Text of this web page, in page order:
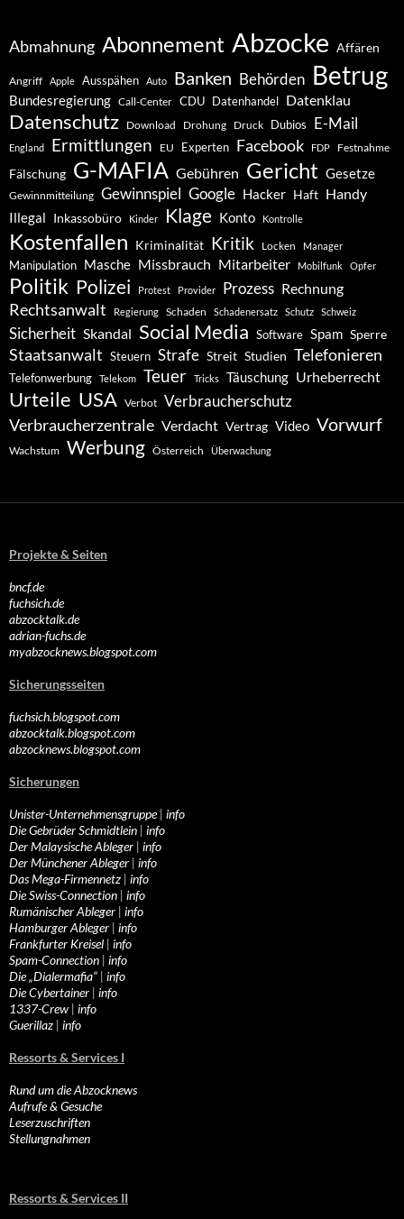
Abmahnung Abonnement Abzocke Affären
Angriff Apple Ausspähen Auto Banken Behörden Betrug
Bundesregierung Call-Center CDU Datenhandel Datenklau
Datenschutz Download Drohung Druck Dubios E-Mail
England Ermittlungen EU Experten Facebook FDP Festnahme
Fälschung G-MAFIA Gebühren Gericht Gesetze
Gewinnmitteilung Gewinnspiel Google Hacker Haft Handy
Illegal Inkassobüro Kinder Klage Konto Kontrolle
Kostenfallen Kriminalität Kritik Locken Manager
Manipulation Masche Missbrauch Mitarbeiter Mobilfunk Opfer
Politik Polizei Protest Provider Prozess Rechnung
Rechtsanwalt Regierung Schaden Schadenersatz Schutz Schweiz
Sicherheit Skandal Social Media Software Spam Sperre
Staatsanwalt Steuern Strafe Streit Studien Telefonieren
Telefonwerbung Telekom Teuer Tricks Täuschung Urheberrecht
Urteile USA Verbot Verbraucherschutz
Verbraucherzentrale Verdacht Vertrag Video Vorwurf
Wachstum Werbung Österreich Überwachung
Projekte & Seiten
bncf.de
fuchsich.de
abzocktalk.de
adrian-fuchs.de
myabzocknews.blogspot.com
Sicherungsseiten
fuchsich.blogspot.com
abzocktalk.blogspot.com
abzocknews.blogspot.com
Sicherungen
Unister-Unternehmensgruppe| info
Die Gebrüder Schmidtlein | info
Der Malaysische Ableger | info
Der Münchener Ableger | info
Das Mega-Firmennetz | info
Die Swiss-Connection | info
Rumänischer Ableger | info
Hamburger Ableger | info
Frankfurter Kreisel | info
Spam-Connection | info
Die „Dialermafia“ | info
Die Cybertainer | info
1337-Crew | info
Guerillaz | info
Ressorts & Services I
Rund um die Abzocknews
Aufrufe & Gesuche
Leserzuschriften
Stellungnahmen
Ressorts & Services II